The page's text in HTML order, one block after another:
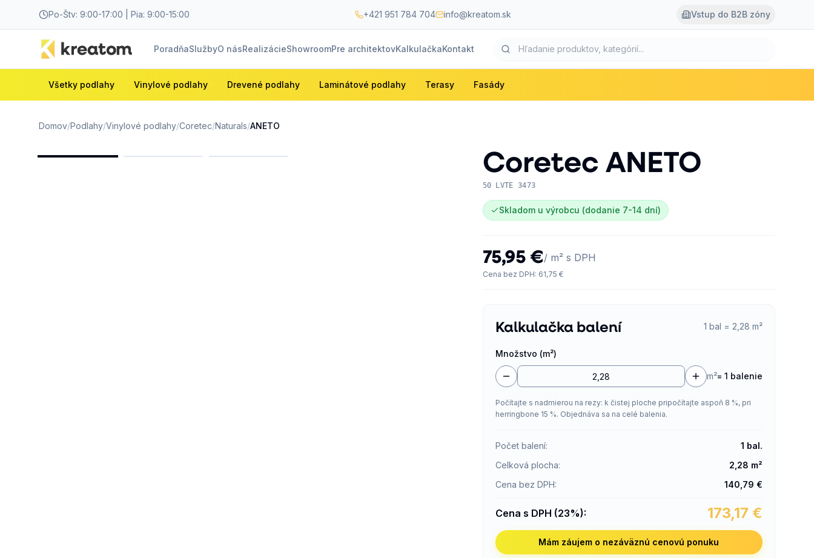
Po-Štv: 9:00-17:00 | Pia: 9:00-15:00 +421 951 784 704 info@kreatom.sk Vstup do B2B zóny
PoradňaSlužbyO násRealizácieShowroomPre architektovKalkulačkaKontakt
Všetky podlahy Vinylové podlahy Drevené podlahy Laminátové podlahy Terasy Fasády
Domov/Podlahy/Vinylové podlahy/Coretec/Naturals/ANETO
Coretec ANETO
50 LVTE 3473
Skladom u výrobcu (dodanie 7-14 dní)
75,95 €/ m² s DPH
Cena bez DPH: 61,75 €
Kalkulačka balení 1 bal = 2,28 m²
Množstvo (m²)
m²= 1 balenie
Počítajte s nadmierou na rezy: k čistej ploche pripočítajte aspoň 8 %, pri
herringbone 15 %. Objednáva sa na celé balenia.
Počet balení: 1 bal.
Celková plocha: 2,28 m²
Cena bez DPH: 140,79 €
Cena s DPH (23%): 173,17 €
Mám záujem o nezáväznú cenovú ponuku